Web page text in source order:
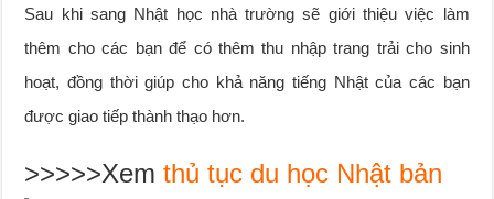
Sau khi sang Nhật học nhà trường sẽ giới thiệu việc làm
thêm cho các bạn để có thêm thu nhập trang trải cho sinh
hoạt, đồng thời giúp cho khả năng tiếng Nhật của các bạn
được giao tiếp thành thạo hơn.
>>>>>Xemthủ tục du học Nhật bản